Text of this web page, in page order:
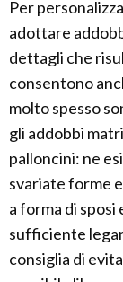
Per
adottare
dettagli che
consentono
molto spesso
gli addobbi
palloncini: ne
svariate forme
a forma di sposi
sufficiente
consiglia di